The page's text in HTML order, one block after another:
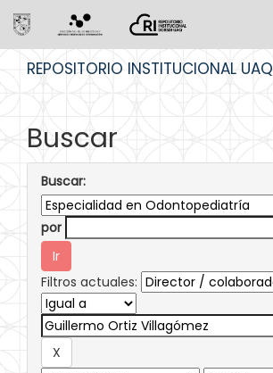
REPOSITORIO INSTITUCIONAL UAQ
Buscar
Buscar:
por
Filtros actuales: